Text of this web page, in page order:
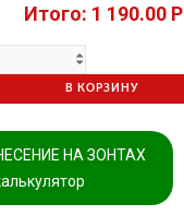
Итого: 1 190.00 P
В КОРЗИНУ
НА ЗОНТАХ